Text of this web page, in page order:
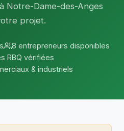
Notre-Dame-des-Anges
projet.
8 entrepreneurs disponibles
RBQ vérifiées
& industriels